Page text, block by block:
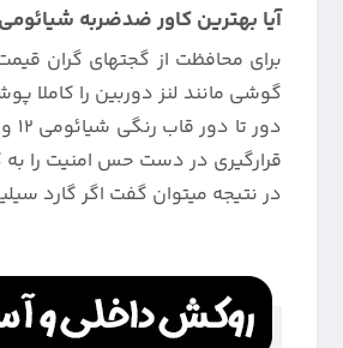
آیا بهترین کاور ضدضربه شیائومی 12 و 12 ایکس برای جلوگیری از آسیب و خراش ، مدل سیلیکونی اصلی میباشد؟
برای محافظت از گجتهای گران
گوشی مانند لنز دوربین را
قرارگیری در دست حس امنیت را به
در نتیجه میتوان گفت اگر گارد